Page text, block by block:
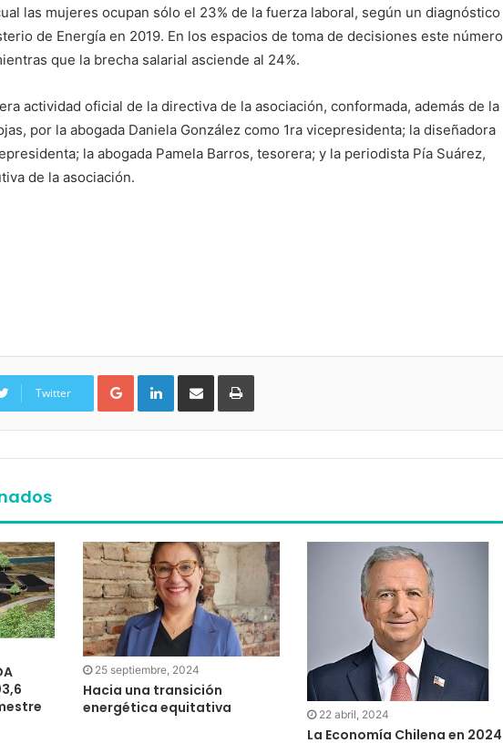
las mujeres ocupan sólo el 23% de la fuerza laboral, según un diagnóstico
de Energía en 2019. En los espacios de toma de decisiones este número
que la brecha salarial asciende al 24%.
actividad oficial de la directiva de la asociación, conformada, además de la
por la abogada Daniela González como 1ra vicepresidenta; la diseñadora
la abogada Pamela Barros, tesorera; y la periodista Pía Suárez,
de la asociación.
Twitter
Google+ LinkedIn
25 septiembre, 2024
Hacia una transición
energética equitativa
22 abril, 2024
La Economía Chilena en 2024